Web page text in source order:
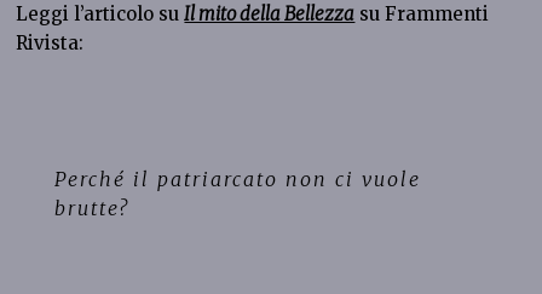
Leggi l’articolo suIl mito della Bellezza su Frammenti
Rivista:
Perché il patriarcato non ci vuole
brutte?